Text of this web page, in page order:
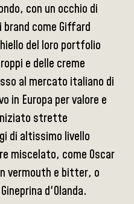
con un occhio di
come Giffard
del loro portfolio
e delle creme
al mercato italiano di
in Europa per valore e
iniziato strette
di altissimo livello
miscelato, come Oscar
vermouth e bitter, o
d'Olanda.